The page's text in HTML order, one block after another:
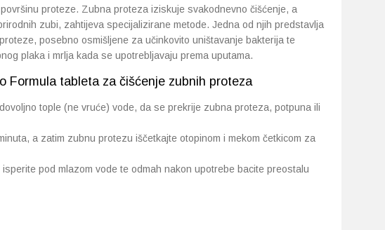
proteze. Zubna proteza iziskuje svakodnevno čišćenje, a
zubi, zahtijeva specijalizirane metode. Jedna od njih predstavlja
posebno osmišljene za učinkovito uništavanje bakterija te
plaka i mrlja kada se upotrebljavaju prema uputama.
Formula tableta za čišćenje zubnih proteza
tople (ne vruće) vode, da se prekrije zubna proteza, potpuna ili
a zatim zubnu protezu iščetkajte otopinom i mekom četkicom za
pod mlazom vode te odmah nakon upotrebe bacite preostalu